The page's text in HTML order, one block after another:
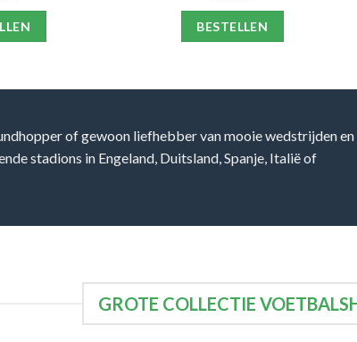
BESTELLEN
of gewoon liefhebber van mooie wedstrijden en
stadions in Engeland, Duitsland, Spanje, Italië of
GROTE COLLECTIE